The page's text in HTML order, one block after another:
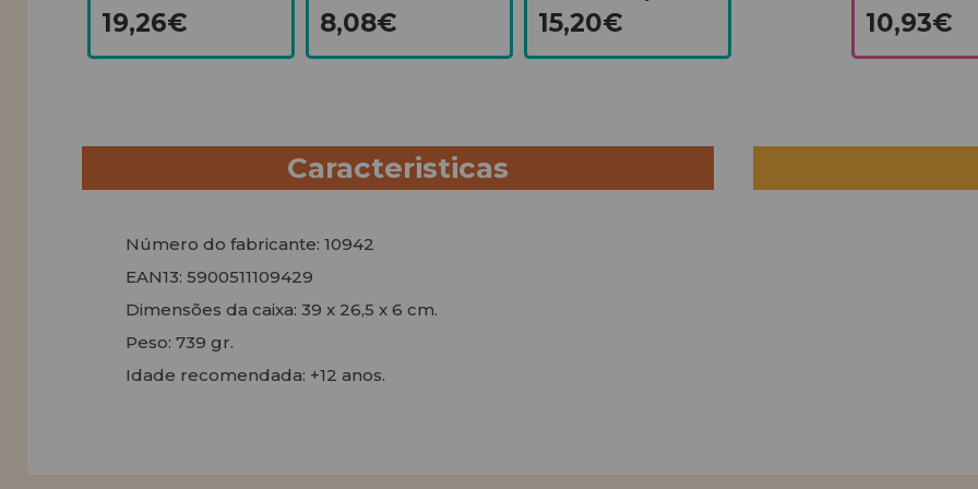
19,26€ 8,08€ 15,20€ 10,93€
Caracteristicas
Número do fabricante: 10942
EAN13: 5900511109429
Dimensões da caixa: 39 x 26,5 x 6 cm.
Peso: 739 gr.
Idade recomendada: +12 anos.